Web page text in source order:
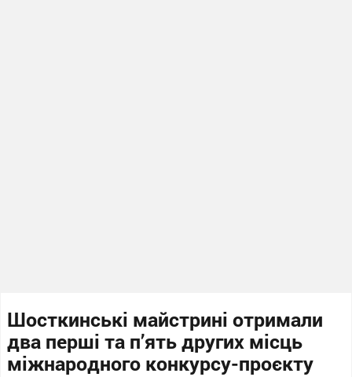
Шосткинські майстрині отримали
два перші та п’ять других місць
міжнародного конкурсу-проєкту